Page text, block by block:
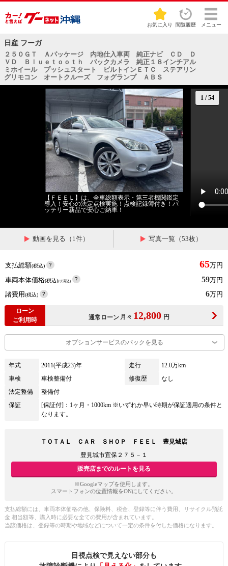
お気に入り 閲覧履歴 メニュー
日産 フーガ
２５０ＧＴ Ａパッケージ 内地仕入車両 純正ナビ ＣＤ Ｄ
ＶＤ Ｂｌｕｅｔｏｏｔｈ バックカメラ 純正１８インチアル
ミホイール プッシュスタート ビルトインＥＴＣ ステアリン
グリモコン オートクルーズ フォグランプ ＡＢＳ
1 /54
【ＦＥＥＬ】は、全車総額表示・第三者機関鑑定
導入！安心の法定点検実施！点検記録簿付き！バ
ッテリー新品で安心ご納車！
動画を見る（1件） 写真一覧（53枚）
支払総額(税込) 65万円
車両本体価格(税込)(リ済込) 59万円
諸費用(税込) 6万円
ローン
ご利用時
通常ローン 月々 12,800 円
オプションサービスのパックを見る
年式 2011(平成23)年 走行
12.0万km
車検
車検整備付 修復歴
なし
法定整備
整備付
保証
[保証付]：1ヶ月・1000km ※いずれか早い時期が保証適用の条件と
なります。
ＴＯＴＡＬ ＣＡＲ ＳＨＯＰ ＦＥＥＬ 豊見城店
豊見城市宜保２７５－１
販売店までのルートを見る
※Googleマップを使用します。
スマートフォンの位置情報をONにしてください。
支払総額には、車両本体価格の他、保険料、税金、登録等に伴う費用、リサイクル預託
金 相当額等、購入時に必要な全ての費用が含まれています。
当該価格は、登録等の時期や地域などについて一定の条件を付した価格になります。
目視点検で見えない部分も